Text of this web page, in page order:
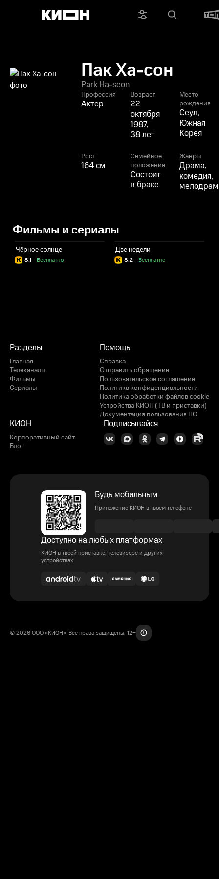
Пак Ха-сон
Park Ha-seon
Профессия
Актер
Возраст
22
октября
1987,
38 лет
Место
рождения
Сеул,
Южная
Корея
Рост
164 см
Семейное
положение
Состоит
в браке
Жанры
Драма,
комедия,
Фильмы и сериалы
Чёрное солнце
8.1 Бесплатно
·
Две недели
8.2 Бесплатно
·
Разделы
Главная
Телеканалы
Фильмы
Сериалы
Помощь
Справка
Отправить обращение
Пользовательское соглашение
Политика конфиденциальности
Политика обработки файлов cookie
Устройства КИОН (ТВ и приставки)
Документация пользования ПО
КИОН
Корпоративный сайт
Блог
Подписывайся
Будь мобильным
Приложение КИОН в твоем телефоне
Доступно на любых платформах
КИОН в твоей приставке, телевизоре и других
устройствах
© 2026 ООО «КИОН». Все права защищены. 12+